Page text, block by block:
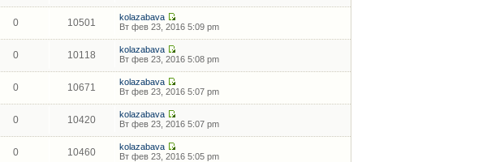
0 10501
kolazabava
Вт фев 23, 2016 5:09 pm
0 10118
kolazabava
Вт фев 23, 2016 5:08 pm
0 10671
kolazabava
Вт фев 23, 2016 5:07 pm
0 10420
kolazabava
Вт фев 23, 2016 5:07 pm
0 10460
kolazabava
Вт фев 23, 2016 5:05 pm